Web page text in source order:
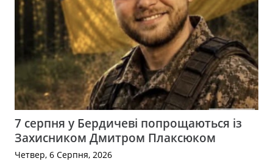
7 серпня у Бердичеві попрощаються із
Захисником Дмитром Плаксюком
Четвер, 6 Серпня, 2026